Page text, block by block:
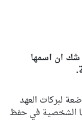
ان اسمها
لبركات العهد
الشخصية في حفظ